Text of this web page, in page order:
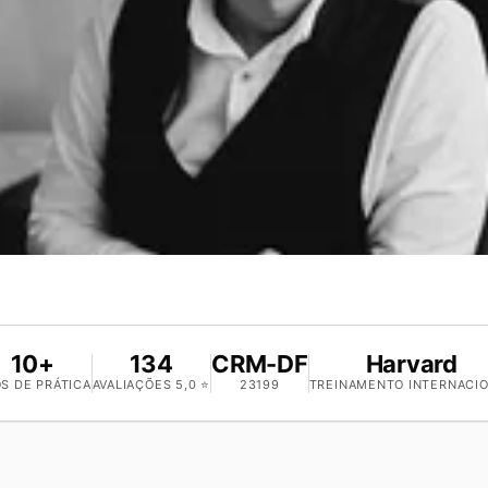
10+
DE PRÁTICA
134
AVALIAÇÕES 5,0 ⭐
CRM-DF
23199
Harvard
TREINAMENTO